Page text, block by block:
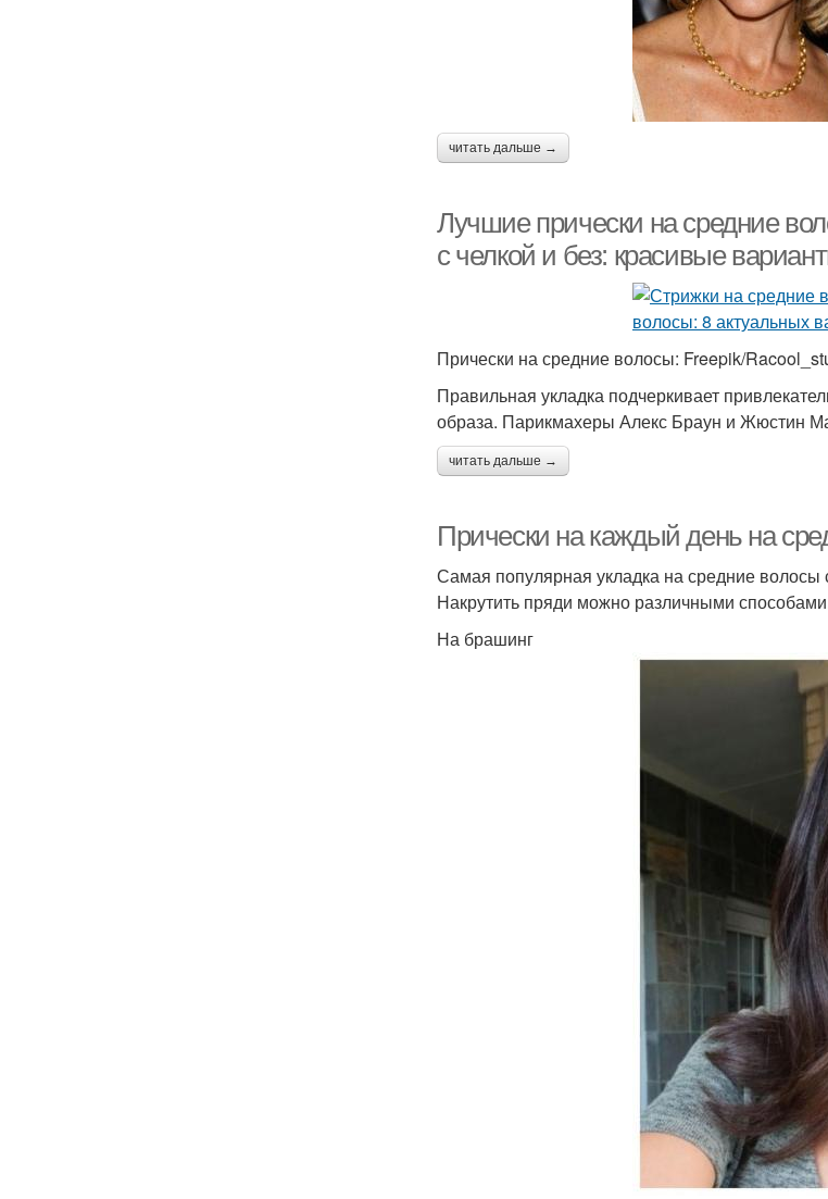
читать дальше →
Лучшие прически на средние
с челкой и без: красивые
Прически на средние волосы: Freepik/
Правильная укладка подчеркивает
образа. Парикмахеры Алекс Браун и Жюстин
читать дальше →
Прически на каждый день на
Самая популярная укладка на средние
Накрутить пряди можно различными
На брашинг